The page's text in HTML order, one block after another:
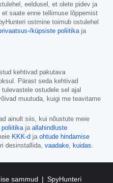
eeldusel, et olete pidev ja
saate enne tellimuse lõppemist
ostmine toimub ostulehel
küpsiste poliitikaja
kehtivad pakutava
Pärast seda kehtivad
ostudele sel ajal
muutuda, kuigi me teavitame
ainult siis, kui nõustute meie
ja allahindluste
KKK-d ja ohtude hindamise
desinstallida, vaadake, kuidas.
sammud SpyHunteri